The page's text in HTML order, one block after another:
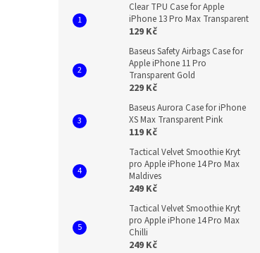
Clear TPU Case for Apple
iPhone 13 Pro Max Transparent
129 Kč
Baseus Safety Airbags Case for
Apple iPhone 11 Pro
Transparent Gold
229 Kč
Baseus Aurora Case for iPhone
XS Max Transparent Pink
119 Kč
Tactical Velvet Smoothie Kryt
pro Apple iPhone 14 Pro Max
Maldives
249 Kč
Tactical Velvet Smoothie Kryt
pro Apple iPhone 14 Pro Max
Chilli
249 Kč